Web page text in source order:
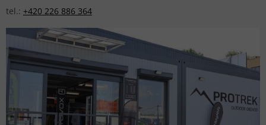
tel.: +420 226 886 364